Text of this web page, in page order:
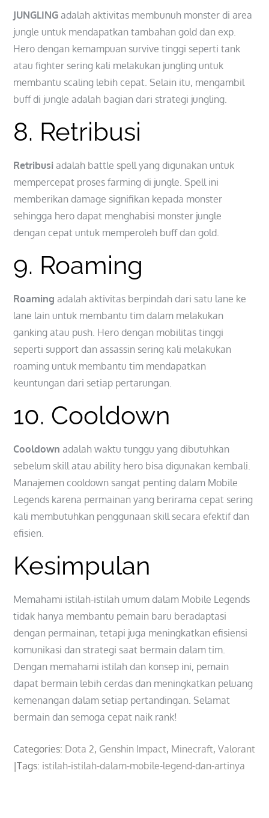
JUNGLING adalah aktivitas membunuh monster di area
jungle untuk mendapatkan tambahan gold dan exp.
Hero dengan kemampuan survive tinggi seperti tank
atau fighter sering kali melakukan jungling untuk
membantu scaling lebih cepat. Selain itu, mengambil
buff di jungle adalah bagian dari strategi jungling.
8. Retribusi
Retribusi adalah battle spell yang digunakan untuk
mempercepat proses farming di jungle. Spell ini
memberikan damage signifikan kepada monster
sehingga hero dapat menghabisi monster jungle
dengan cepat untuk memperoleh buff dan gold.
9. Roaming
Roaming adalah aktivitas berpindah dari satu lane ke
lane lain untuk membantu tim dalam melakukan
ganking atau push. Hero dengan mobilitas tinggi
seperti support dan assassin sering kali melakukan
roaming untuk membantu tim mendapatkan
keuntungan dari setiap pertarungan.
10. Cooldown
Cooldown adalah waktu tunggu yang dibutuhkan
sebelum skill atau ability hero bisa digunakan kembali.
Manajemen cooldown sangat penting dalam Mobile
Legends karena permainan yang berirama cepat sering
kali membutuhkan penggunaan skill secara efektif dan
efisien.
Kesimpulan
Memahami istilah-istilah umum dalam Mobile Legends
tidak hanya membantu pemain baru beradaptasi
dengan permainan, tetapi juga meningkatkan efisiensi
komunikasi dan strategi saat bermain dalam tim.
Dengan memahami istilah dan konsep ini, pemain
dapat bermain lebih cerdas dan meningkatkan peluang
kemenangan dalam setiap pertandingan. Selamat
bermain dan semoga cepat naik rank!
Categories: Dota 2, Genshin Impact, Minecraft,Valorant
Tags: istilah-istilah-dalam-mobile-legend-dan-artinya